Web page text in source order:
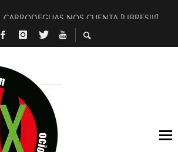
CARRODEGUAS NOS CUENTA [LIBRES!!!]
DE GUAPES] DE SANDRA MONFORT
DEL DIRECTOR TEATRAL CLAUDIO
NADA) DE LA KATARSIS DEL TOMATAZO
MILITARES JUDÍAS EN #EXVITA
REINVENTAN [BITÁCORA 3.0] EN EXVITA